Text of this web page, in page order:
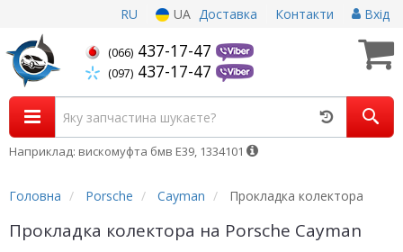
RU UA Доставка Контакти Вхід
(066) 437-17-47
(097) 437-17-47
Наприклад: вискомуфта бмв Е39, 1334101
Головна Porsche Cayman Прокладка колектора
Прокладка колектора на Porsche Cayman